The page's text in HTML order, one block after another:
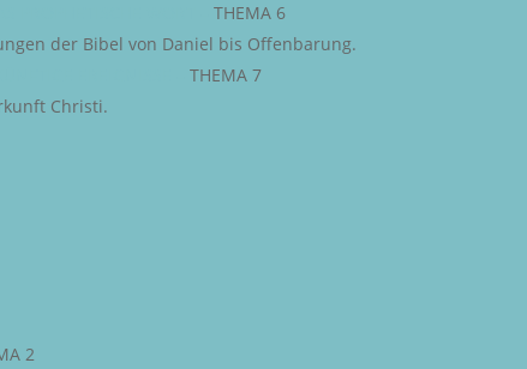
THEMA 6
der Bibel von Daniel bis Offenbarung.
THEMA 7
Christi.
2